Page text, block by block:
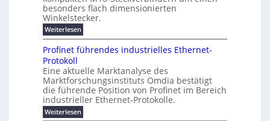
d
w
e
n
i
e
r
B
ü
r
g
i
l
ö
u
n
g
e
n
t
s
c
h
a
t
l
e
s
u
r
o
p
e
a
E
t
h
e
r
e
ff
i
z
i
e
t
e
r
e
s
K
m
v
o
n
ü
b
e
2
0
%
i
m
e
T
w
i
e
h
a
w
i
r
d
e
besonders flach dimensionierten
Winkelstecker.
Weiterlesen:
M
1
6
W
i
n
k
e
l
Profinet führendes industrielles Ethernet-
Protokoll
Eine aktuelle Marktanalyse des
Marktforschungsinstituts Omdia bestätigt
die führende Position von Profinet im Bereich
industrieller Ethernet-Protokolle.
Weiterlesen: